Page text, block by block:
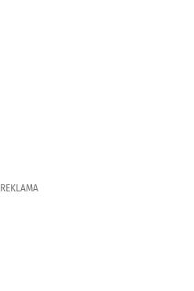
REKLAMA